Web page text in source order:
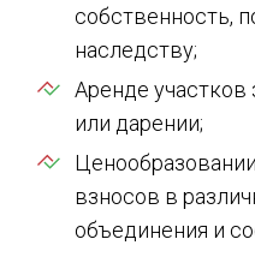
собственность,
наследству;
Аренде участков
или дарении;
взносов в
объединения и